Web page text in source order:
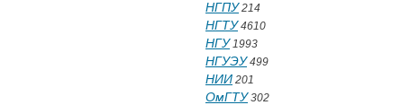
НГПУ214
НГТУ4610
НГУ1993
НГУЭУ499
НИИ 201
ОмГТУ302